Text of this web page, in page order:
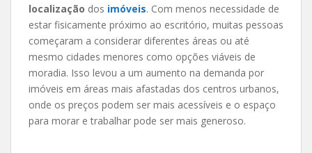
localização dos imóveis. Com menos necessidade de
estar fisicamente próximo ao escritório, muitas pessoas
começaram a considerar diferentes áreas ou até
mesmo cidades menores como opções viáveis de
moradia. Isso levou a um aumento na demanda por
imóveis em áreas mais afastadas dos centros urbanos,
onde os preços podem ser mais acessíveis e o espaço
para morar e trabalhar pode ser mais generoso.